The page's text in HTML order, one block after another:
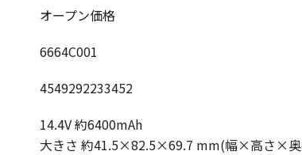
オープン価格
6664C001
4549292233452
14.4V 約6400mAh
大きさ 約41.5×82.5×69.7 mm(幅×高さ×